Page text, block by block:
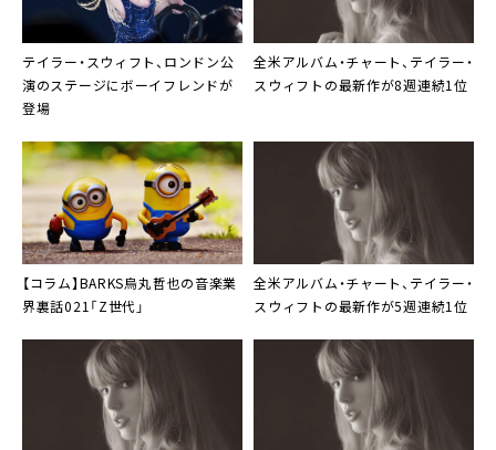
テイラー・スウィフト、ロンドン公
演のステージにボーイフレンドが
登場
全米アルバム・チャート、テイラー・
スウィフトの最新作が8週連続1位
【コラム】BARKS烏丸哲也の音楽業
界裏話021「Z世代」
全米アルバム・チャート、テイラー・
スウィフトの最新作が5週連続1位